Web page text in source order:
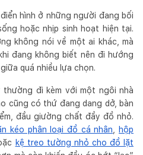
hình ở những người đang bối
hoặc nhịp sinh hoạt hiện tại.
không nói về một ai khác, mà
đang không biết nên đi hướng
quá nhiều lựa chọn.
đi kèm với một ngôi nhà
cũng có thứ đang dang dở, bàn
đầu giường chất đầy đồ nhỏ.
kéo phân loại đồ cá nhân
hộp
kệ treo tường nhỏ cho đồ lặt